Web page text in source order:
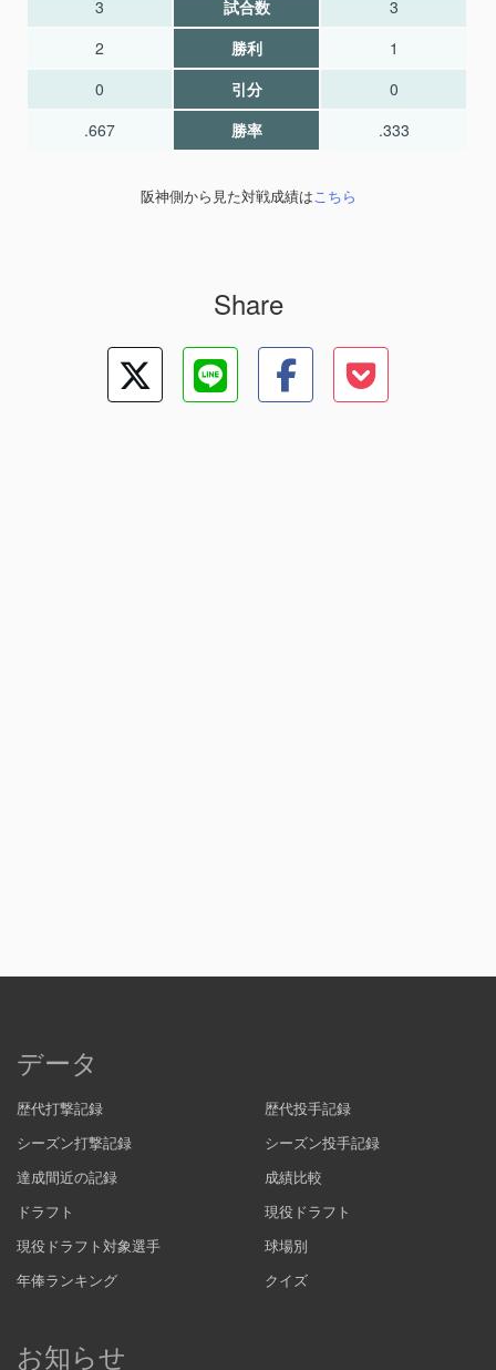
3
試合数
3
2
勝利
1
0
引分
0
.667
勝率 .333
阪神側から見た対戦成績はこちら
Share
データ
歴代打撃記録
歴代投手記録
シーズン打撃記録
シーズン投手記録
達成間近の記録
成績比較
ドラフト
現役ドラフト
現役ドラフト対象選手
球場別
年俸ランキング
クイズ
お知らせ